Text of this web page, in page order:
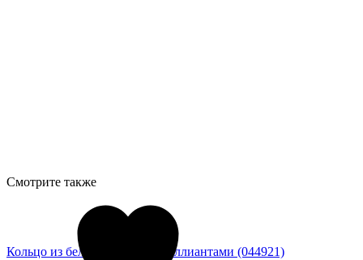
Кольцо из белого золота с бриллиантами (044921)
Смотрите также